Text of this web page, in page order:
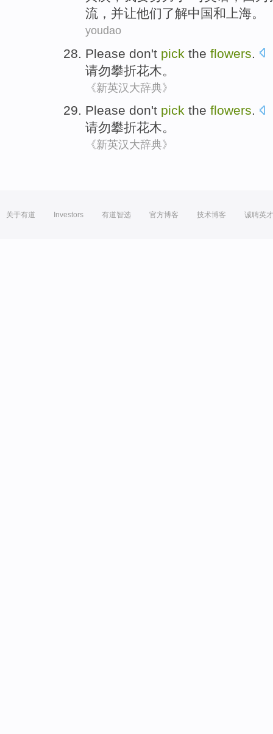
流， 并让他们了解中国和 上海。
youdao
Please don't pick the flowers
请勿攀折花木 。
《新英汉大辞典》
Please don't pick the flowers.
请勿攀折花木。
《新英汉大辞典》
关于有道 Investors 有道智选 官方博客 技术博客 诚聘英才